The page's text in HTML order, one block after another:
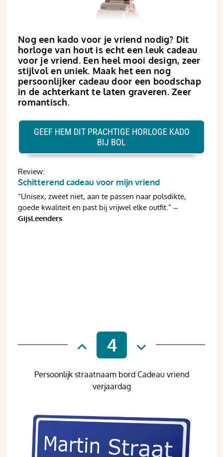
Nog een kado voor je vriend nodig? Dit
horloge van hout is echt een leuk cadeau
voor je vriend. Een heel mooi design, zeer
stijlvol en uniek. Maak het een nog
persoonlijker cadeau door een boodschap
in de achterkant te laten graveren. Zeer
romantisch.
Review:
Schitterend cadeau voor mijn vriend
“Unisex, zweet niet, aan te passen naar polsdikte,
goede kwaliteit en past bij vrijwel elke outfit.” –
GijsLeenders
GEEF HEM DIT PRACHTIGE HORLOGE KADO
BIJ BOL
4
Persoonlijk straatnaam bord Cadeau vriend
verjaardag